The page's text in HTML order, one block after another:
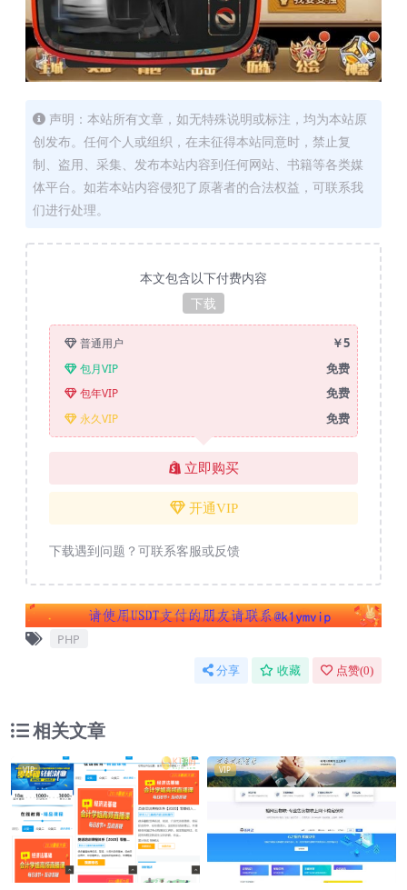
声明：本站所有文章，如无特殊说明或标注，均为本站原
创发布。任何个人或组织，在未征得本站同意时，禁止复
制、盗用、采集、发布本站内容到任何网站、书籍等各类媒
体平台。如若本站内容侵犯了原著者的合法权益，可联系我
们进行处理。
本文包含以下付费内容
下载
普通用户 ￥5
包月VIP 免费
包年VIP 免费
永久VIP 免费
立即购买
开通VIP
下载遇到问题？可联系客服或反馈
PHP
分享 收藏 点赞(0)
相关文章
VIP VIP